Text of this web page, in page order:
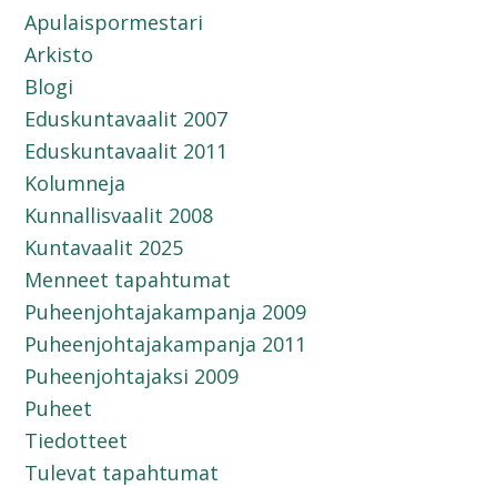
Apulaispormestari
Arkisto
Blogi
Eduskuntavaalit 2007
Eduskuntavaalit 2011
Kolumneja
Kunnallisvaalit 2008
Kuntavaalit 2025
Menneet tapahtumat
Puheenjohtajakampanja 2009
Puheenjohtajakampanja 2011
Puheenjohtajaksi 2009
Puheet
Tiedotteet
Tulevat tapahtumat